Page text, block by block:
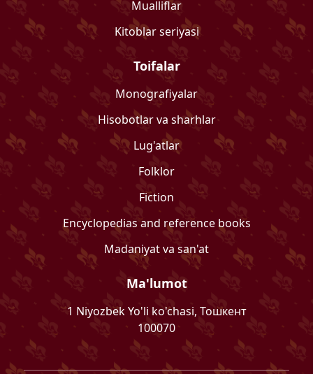
Mualliflar
Kitoblar seriyasi
Toifalar
Monografiyalar
Hisobotlar va sharhlar
Lug'atlar
Folklor
Fiction
Encyclopedias and reference books
Madaniyat va san'at
Ma'lumot
1 Niyozbek Yo'li ko'chasi, Тошкент
100070